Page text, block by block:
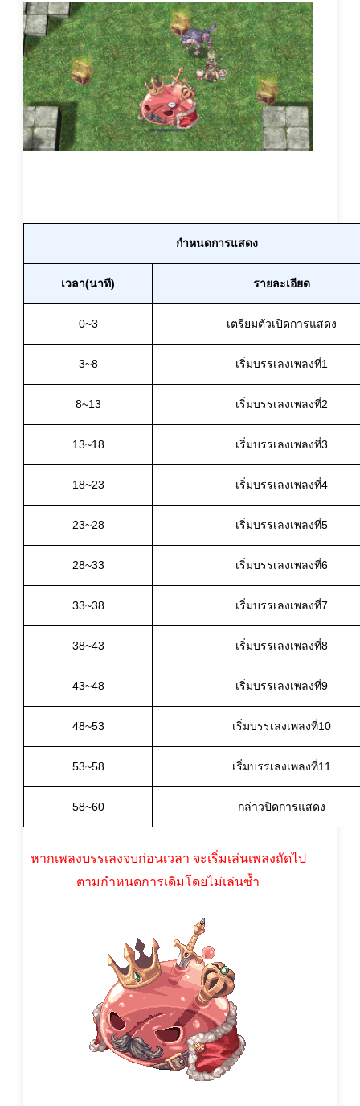
กำหนดการแสดง
เวลา(นาที) รายละเอียด
0~3 เตรียมตัวเปิดการแสดง
3~8 เริ่มบรรเลงเพลงที่1
8~13 เริ่มบรรเลงเพลงที่2
13~18 เริ่มบรรเลงเพลงที่3
18~23 เริ่มบรรเลงเพลงที่4
23~28 เริ่มบรรเลงเพลงที่5
28~33 เริ่มบรรเลงเพลงที่6
33~38 เริ่มบรรเลงเพลงที่7
38~43 เริ่มบรรเลงเพลงที่8
43~48 เริ่มบรรเลงเพลงที่9
48~53 เริ่มบรรเลงเพลงที่10
53~58 เริ่มบรรเลงเพลงที่11
58~60 กล่าวปิดการแสดง
หากเพลงบรรเลงจบก่อนเวลา จะเริ่มเล่นเพลงถัดไป
ตามกำหนดการเดิมโดยไม่เล่นซ้ำ